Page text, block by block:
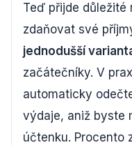
Teď přijde důležité
zdaňovat své
jednodušší
začátečníky. V
automaticky
výdaje, aniž byste
účtenku. Procento